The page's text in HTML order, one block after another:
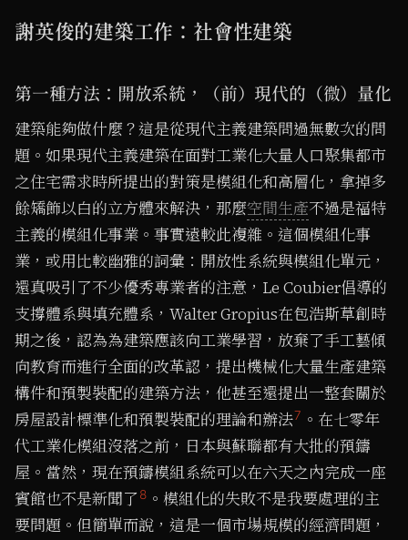
謝英俊的建築工作：社會性建築
第一種方法：開放系統，（前）現代的（微）量化
建築能夠做什麼？這是從現代主義建築問過無數次的問
題。如果現代主義建築在面對工業化大量人口聚集都市
之住宅需求時所提出的對策是模組化和高層化，拿掉多
餘矯飾以白的立方體來解決，那麼空間生產不過是福特
主義的模組化事業。事實遠較此複雜。這個模組化事
業，或用比較幽雅的詞彙：開放性系統與模組化單元，
還真吸引了不少優秀專業者的注意，Le Coubier倡導的
支撐體系與填充體系，Walter Gropius在包浩斯草創時
期之後，認為為建築應該向工業學習，放棄了手工藝傾
向教育而進行全面的改革認，提出機械化大量生產建築
構件和預製裝配的建築方法，他甚至還提出一整套關於
房屋設計標準化和預製裝配的理論和辦法7 。在七零年
代工業化模組沒落之前，日本與蘇聯都有大批的預鑄
屋。當然，現在預鑄模組系統可以在六天之內完成一座
賓館也不是新聞了8 。模組化的失敗不是我要處理的主
要問題。但簡單而說，這是一個市場規模的經濟問題，